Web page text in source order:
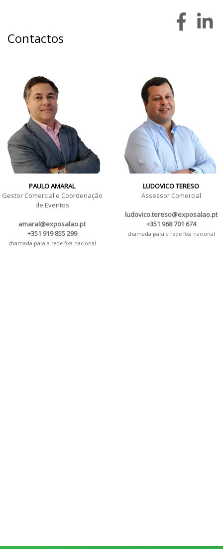
Contactos
PAULO AMARAL
Gestor Comercial e Coordenação
de Eventos
amaral@exposalao.pt
+351 919 855 299
chamada para a rede fixa nacional
LUDOVICO TERESO
Assessor Comercial
ludovico.tereso@exposalao.pt
+351 968 701 674
chamada para a rede fixa nacional